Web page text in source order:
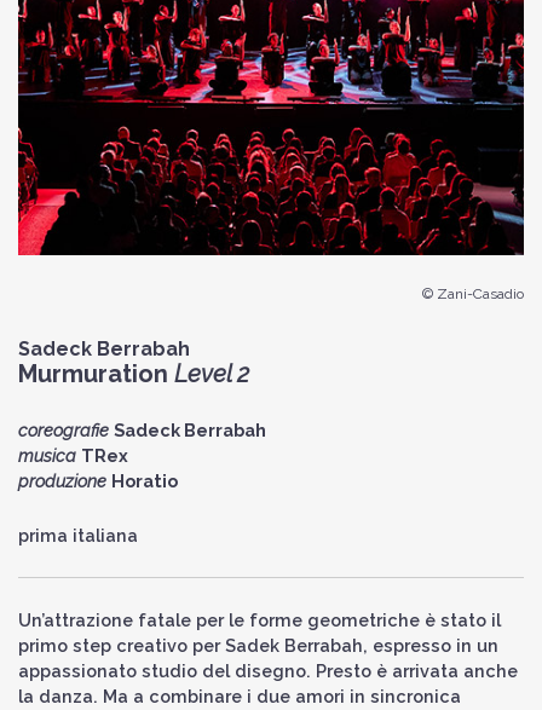
© Zani-Casadio
Sadeck Berrabah
Murmuration Level 2
coreografie Sadeck Berrabah
musica TRex
produzione Horatio
prima italiana
Un’attrazione fatale per le forme geometriche è stato il
primo step creativo per Sadek Berrabah, espresso in un
appassionato studio del disegno. Presto è arrivata anche
la danza. Ma a combinare i due amori in sincronica